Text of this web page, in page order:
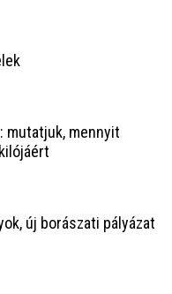
mutatjuk, mennyit
új borászati pályázat